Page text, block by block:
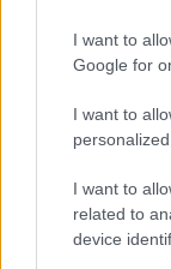
I want to
Google for
I want to
I want to
related to
device
Transzparencia